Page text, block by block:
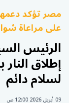
مصر تؤكد
على مراعاة
الرئيس
إطلاق
لسلام دائم
09 أبريل 2026 12:00 ص